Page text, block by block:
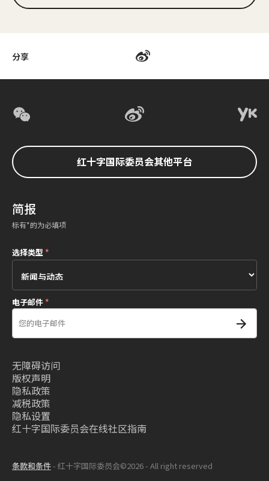
分享
红十字国际委员会其他平台
简报
标有*的为必填项
选择类型*
电子邮件*
无障碍访问
版权声明
隐私政策
减税政策
隐私设置
红十字国际委员会在线社区指南
条款和条件- 红十字国际委员会©2026 - All right reserved